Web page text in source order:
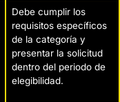
Debe cumplir los
requisitos específicos
de la categoría y
presentar la solicitud
dentro del periodo de
elegibilidad.